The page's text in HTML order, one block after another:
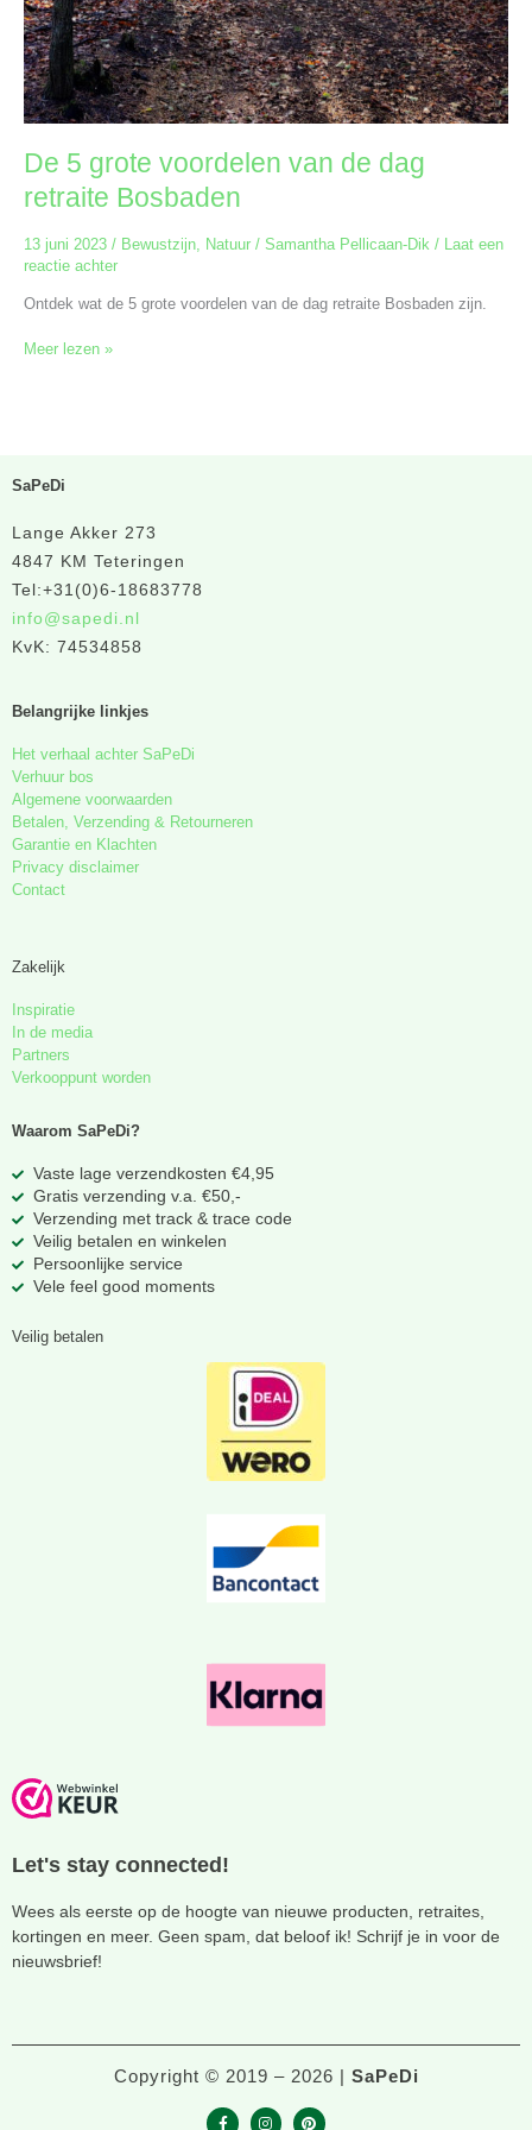
De 5 grote voordelen van de dag
retraite Bosbaden
13 juni 2023 / Bewustzijn, Natuur/ Samantha Pellicaan-Dik / Laat een
reactie achter
Ontdek wat de 5 grote voordelen van de dag retraite Bosbaden zijn.
Meer lezen »
SaPeDi
Lange Akker 273
4847 KM Teteringen
Tel:+31(0)6-18683778
info@sapedi.nl
KvK: 74534858
Belangrijke linkjes
Het verhaal achter SaPeDi
Verhuur bos
Algemene voorwaarden
Betalen, Verzending & Retourneren
Garantie en Klachten
Privacy disclaimer
Contact
Zakelijk
Inspiratie
In de media
Partners
Verkooppunt worden
Waarom SaPeDi?
Vaste lage verzendkosten €4,95
Gratis verzending v.a. €50,-
Verzending met track & trace code
Veilig betalen en winkelen
Persoonlijke service
Vele feel good moments
Veilig betalen
Let's stay connected!
Wees als eerste op de hoogte van nieuwe producten, retraites,
kortingen en meer. Geen spam, dat beloof ik! Schrijf je in voor de
nieuwsbrief!
Copyright © 2019 – 2026 | SaPeDi